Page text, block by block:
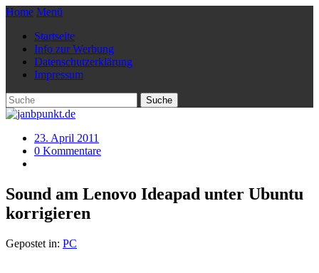
Home Menü
Startseite
Info zur Werbung
Datenschutzerklärung
Impressum
23. April 2011
0 Kommentare
Sound am Lenovo Ideapad unter Ubuntu
korrigieren
Gepostet in: PC